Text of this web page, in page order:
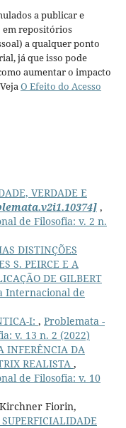
a publicar e
repositórios
a qualquer ponto
já que isso pode
aumentar o impacto
O Efeito do Acesso
VERDADE E
,
de Filosofia: v. 2 n.
DISTINÇÕES
S. PEIRCE E A
DE GILBERT
Internacional de
I: , Problemata -
v. 13 n. 2 (2022)
INFERÊNCIA DA
REALISTA ,
de Filosofia: v. 10
Fiorin,